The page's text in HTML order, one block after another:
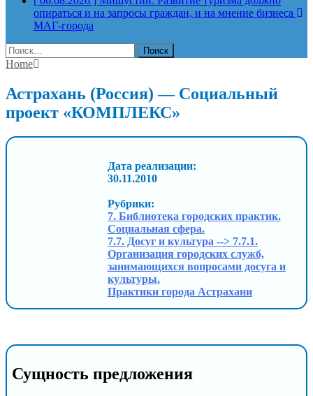
опираться и на запросы граждан, и на мнение бизнеса
МАГ-города
Найти:
Home
Астрахань (Россия) — Социальный
проект «КОМПЛЕКС»
Дата реализации:
30.11.2010
Рубрики:
7. Библиотека городских практик.
Социальная сфера.
7.7. Досуг и культура --> 7.7.1.
Организация городских служб,
занимающихся вопросами досуга и
культуры.
Практики города Астрахани
Сущность предложения